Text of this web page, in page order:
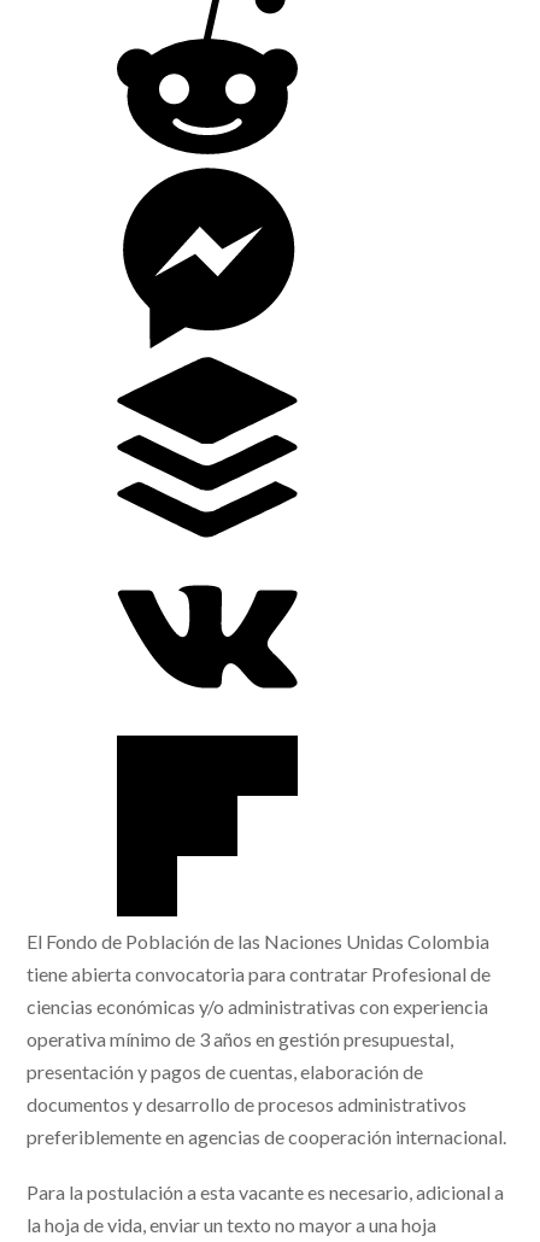
El Fondo de Población de las Naciones Unidas Colombia
tiene abierta convocatoria para contratar Profesional de
ciencias económicas y/o administrativas con experiencia
operativa mínimo de 3 años en gestión presupuestal,
presentación y pagos de cuentas, elaboración de
documentos y desarrollo de procesos administrativos
preferiblemente en agencias de cooperación internacional.
Para la postulación a esta vacante es necesario, adicional a
la hoja de vida, enviar un texto no mayor a una hoja